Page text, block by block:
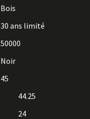
Bois
30 ans limité
50000
Noir
45
44.25
24